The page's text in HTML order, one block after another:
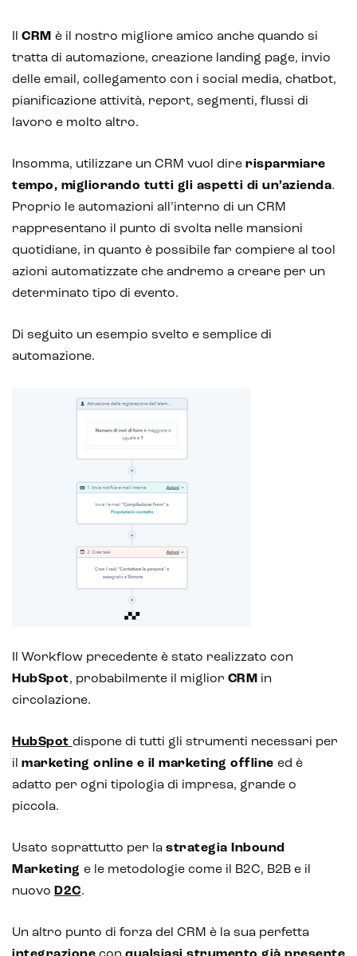
Il CRM è il nostro migliore amico anche quando si
tratta di automazione, creazione landing page, invio
delle email, collegamento con i social media, chatbot,
pianificazione attività, report, segmenti, flussi di
lavoro e molto altro.
Insomma, utilizzare un CRM vuol dire risparmiare
tempo, migliorando tutti gli aspetti di un’azienda.
Proprio le automazioni all’interno di un CRM
rappresentano il punto di svolta nelle mansioni
quotidiane, in quanto è possibile far compiere al tool
azioni automatizzate che andremo a creare per un
determinato tipo di evento.
Di seguito un esempio svelto e semplice di
automazione.
Il Workflow precedente è stato realizzato con
HubSpot, probabilmente il miglior CRM in
circolazione.
HubSpot dispone di tutti gli strumenti necessari per
il marketing online e il marketing offline ed è
adatto per ogni tipologia di impresa, grande o
piccola.
Usato soprattutto per la strategia Inbound
Marketing e le metodologie come il B2C, B2B e il
nuovo D2C.
Un altro punto di forza del CRM è la sua perfetta